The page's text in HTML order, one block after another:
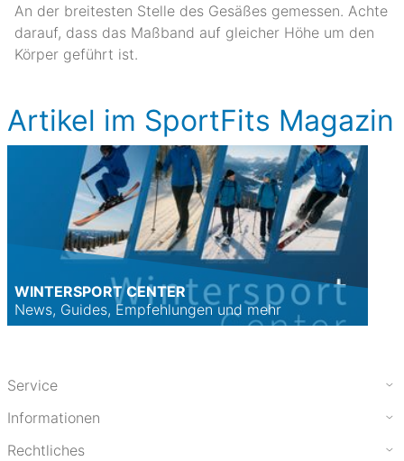
An der breitesten Stelle des Gesäßes gemessen. Achte
darauf, dass das Maßband auf gleicher Höhe um den
Körper geführt ist.
Artikel im SportFits Magazin
WINTERSPORT CENTER
News, Guides, Empfehlungen und mehr
Service
Informationen
Rechtliches